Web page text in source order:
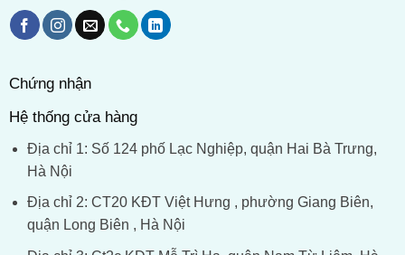
Chứng nhận
Hệ thống cửa hàng
Địa chỉ 1: Số 124 phố Lạc Nghiệp, quận Hai Bà Trưng,
Hà Nội
Địa chỉ 2: CT20 KĐT Việt Hưng , phường Giang Biên,
quận Long Biên , Hà Nội